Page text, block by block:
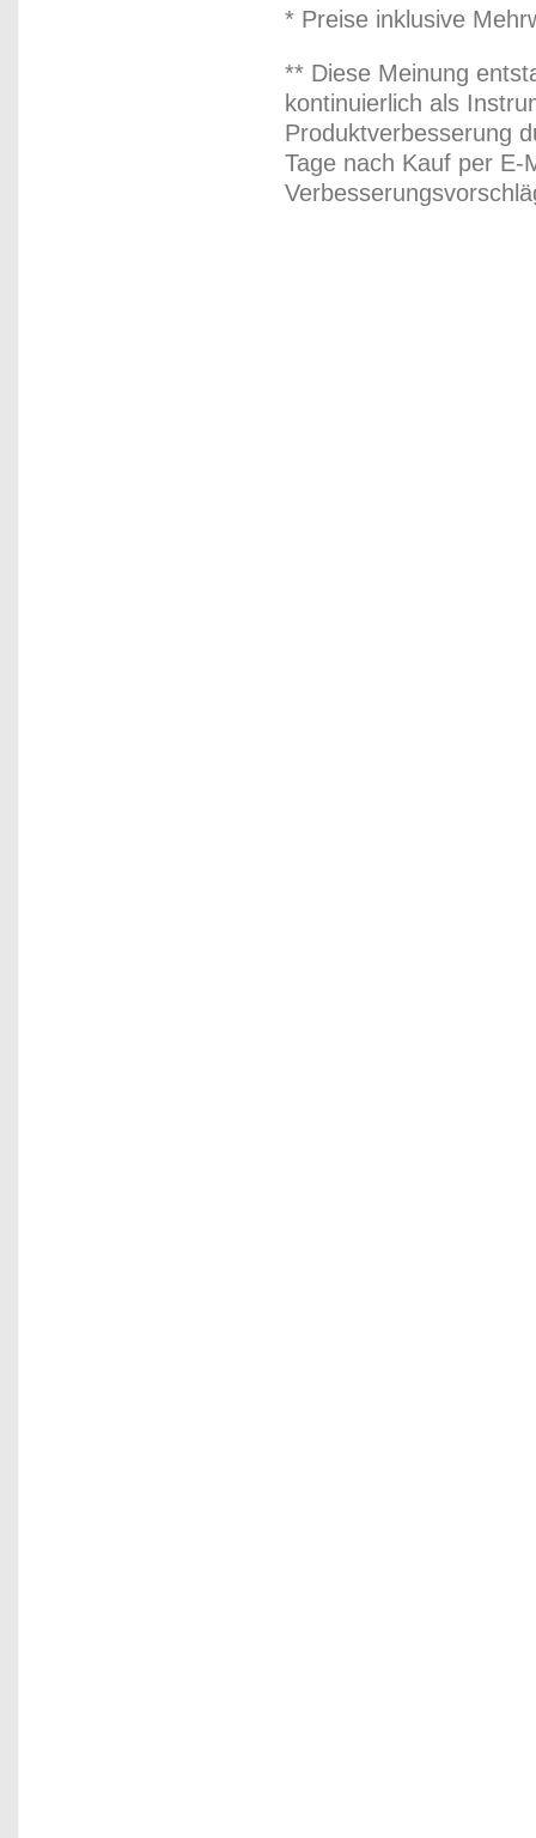
* Preise inklusive
** Diese Meinung
kontinuierlich als
Produktverbesserung
Tage nach Kauf per E-